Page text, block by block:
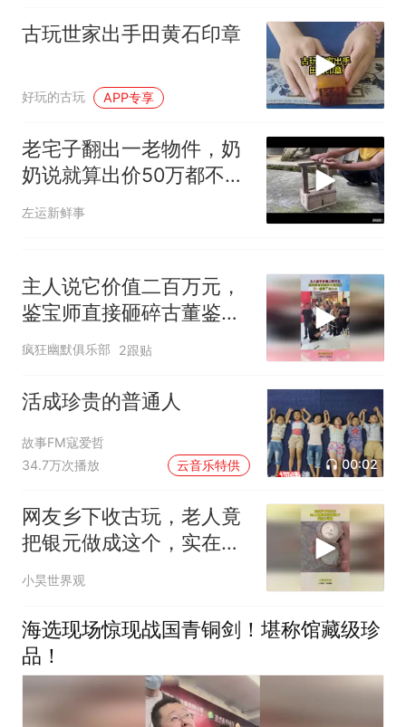
古玩世家出手田黄石印章
好玩的古玩 APP专享
老宅子翻出一老物件，奶
奶说就算出价50万都不
卖，拍给大家看看
左运新鲜事
主人说它价值二百万元，
鉴宝师直接砸碎古董鉴
宝，万一砸错了怎么办！
疯狂幽默俱乐部 2跟贴
活成珍贵的普通人
故事FM寇爱哲
34.7万次播放
云音乐特供 00:02
网友乡下收古玩，老人竟
把银元做成这个，实在太
可惜！
小昊世界观
海选现场惊现战国青铜剑！堪称馆藏级珍
品！